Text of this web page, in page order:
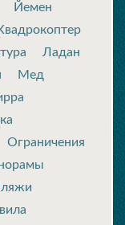
Йемен
Ладан
Мед
Ограничения